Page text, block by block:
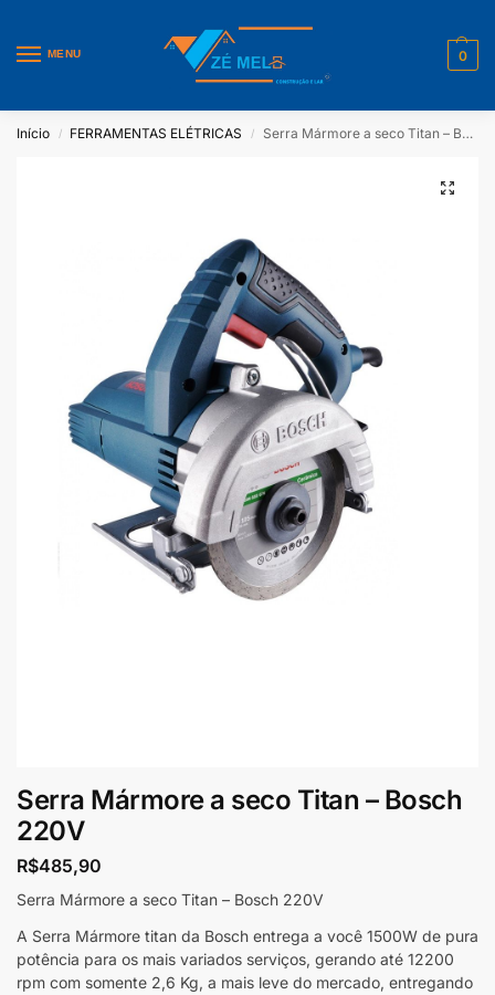
MENU 0
Início / FERRAMENTAS ELÉTRICAS / Serra Mármore a seco Titan – Bosch 220V
Serra Mármore a seco Titan – Bosch
220V
R$485,90
Serra Mármore a seco Titan – Bosch 220V
A Serra Mármore titan da Bosch entrega a você 1500W de pura
potência para os mais variados serviços, gerando até 12200
rpm com somente 2,6 Kg, a mais leve do mercado, entregando